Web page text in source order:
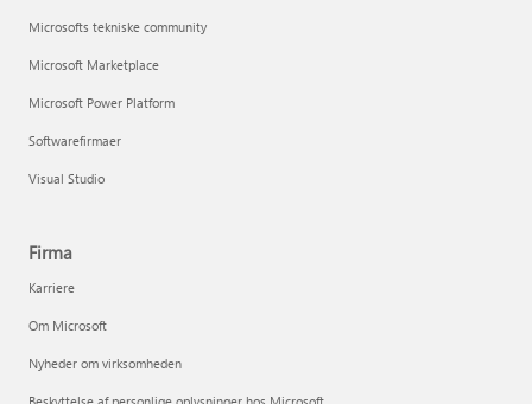
Microsofts tekniske community
Microsoft Marketplace
Microsoft Power Platform
Softwarefirmaer
Visual Studio
Firma
Karriere
Om Microsoft
Nyheder om virksomheden